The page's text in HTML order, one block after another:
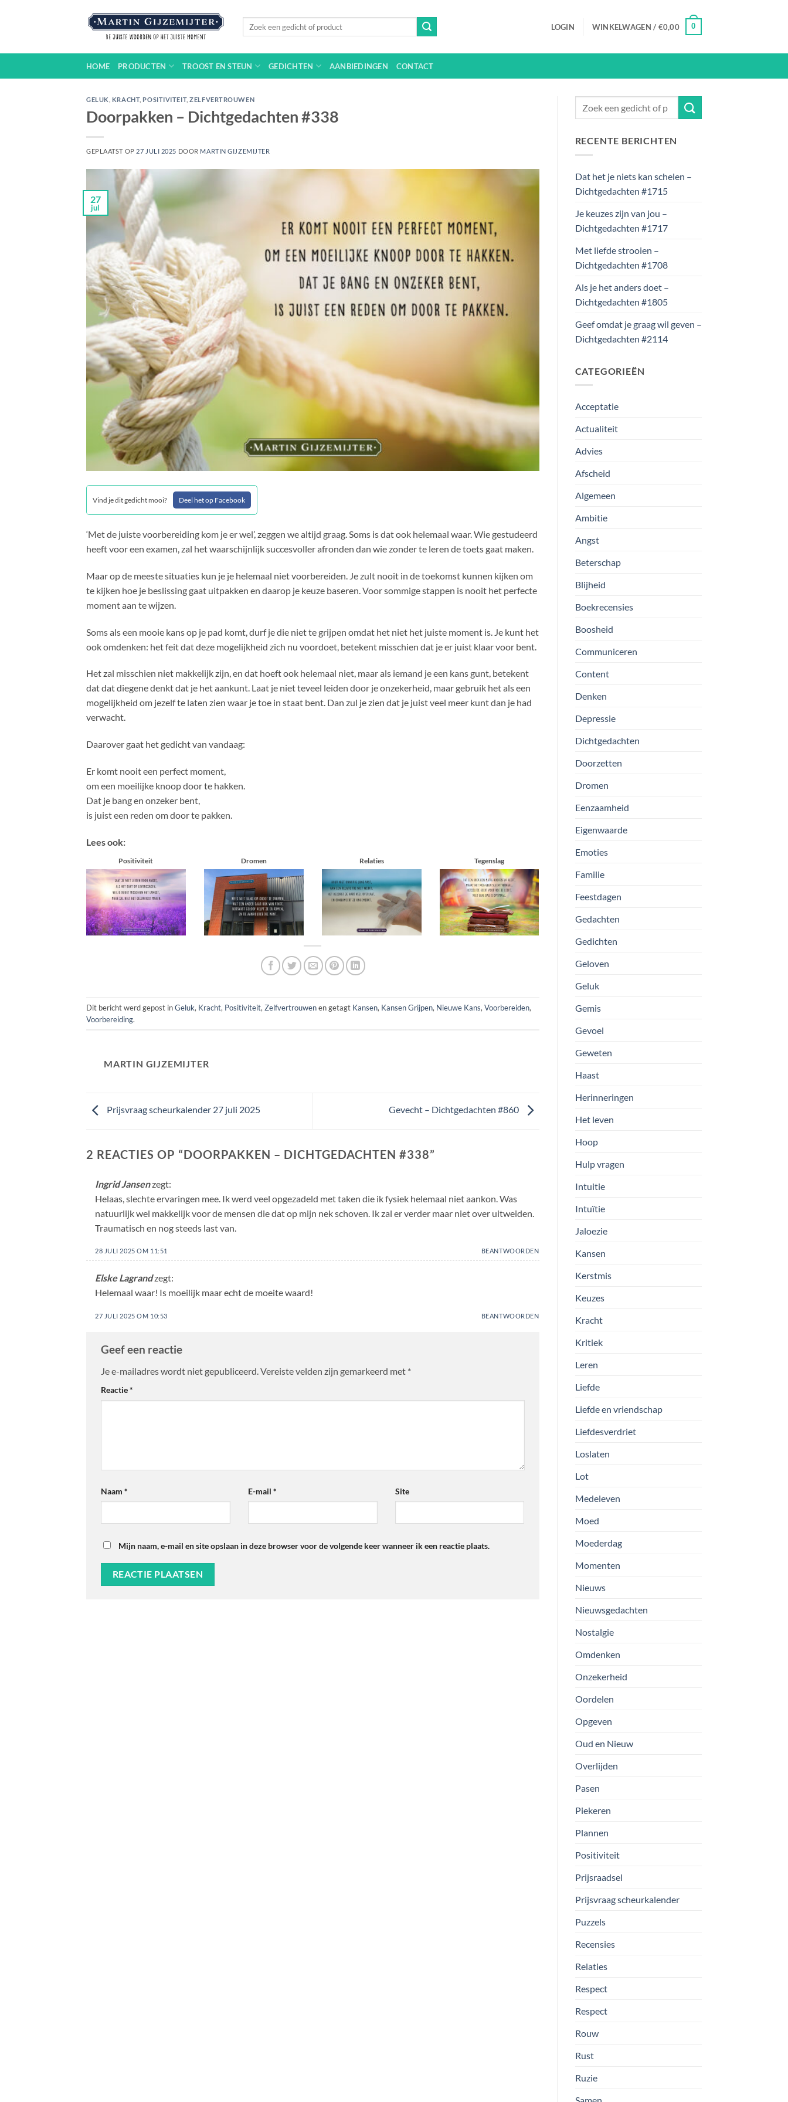
LOGIN WINKELWAGEN / €0,00 0
HOME PRODUCTEN TROOST EN STEUN GEDICHTEN AANBIEDINGEN CONTACT
GELUK KRACHT, POSITIVITEIT,ZELFVERTROUWEN
Doorpakken – Dichtgedachten #338
GEPLAATST OP 27 JULI 2025 DOOR MARTIN GIJZEMIJTER
27
jul
Vind je dit gedicht mooi? Deel het op Facebook
‘Met de juiste voorbereiding kom je er wel’, zeggen we altijd graag. Soms is dat ook helemaal waar. Wie gestudeerd
heeft voor een examen, zal het waarschijnlijk succesvoller afronden dan wie zonder te leren de toets gaat maken.
Maar op de meeste situaties kun je je helemaal niet voorbereiden. Je zult nooit in de toekomst kunnen kijken om
te kijken hoe je beslissing gaat uitpakken en daarop je keuze baseren. Voor sommige stappen is nooit het perfecte
moment aan te wijzen.
Soms als een mooie kans op je pad komt, durf je die niet te grijpen omdat het niet het juiste moment is. Je kunt het
ook omdenken: het feit dat deze mogelijkheid zich nu voordoet, betekent misschien dat je er juist klaar voor bent.
Het zal misschien niet makkelijk zijn, en dat hoeft ook helemaal niet, maar als iemand je een kans gunt, betekent
dat dat diegene denkt dat je het aankunt. Laat je niet teveel leiden door je onzekerheid, maar gebruik het als een
mogelijkheid om jezelf te laten zien waar je toe in staat bent. Dan zul je zien dat je juist veel meer kunt dan je had
verwacht.
Daarover gaat het gedicht van vandaag:
Er komt nooit een perfect moment,
om een moeilijke knoop door te hakken.
Dat je bang en onzeker bent,
is juist een reden om door te pakken.
Lees ook:
Positiviteit Dromen Relaties Tegenslag
Dit bericht werd gepost inGeluk, Kracht, Positiviteit, Zelfvertrouwenen getagt Kansen, Kansen Grijpen, Nieuwe Kans, Voorbereiden,
Voorbereiding.
MARTIN GIJZEMIJTER
Prijsvraag scheurkalender 27 juli 2025 Gevecht – Dichtgedachten #860
2 REACTIES OP “DOORPAKKEN – DICHTGEDACHTEN #338”
Ingrid Jansenzegt:
Helaas, slechte ervaringen mee. Ik werd veel opgezadeld met taken die ik fysiek helemaal niet aankon. Was
natuurlijk wel makkelijk voor de mensen die dat op mijn nek schoven. Ik zal er verder maar niet over uitweiden.
Traumatisch en nog steeds last van.
28 JULI 2025 OM 11:51 BEANTWOORDEN
Elske Lagrandzegt:
Helemaal waar! Is moeilijk maar echt de moeite waard!
27 JULI 2025 OM 10:53 BEANTWOORDEN
Geef een reactie
Je e-mailadres wordt niet gepubliceerd.Vereiste velden zijn gemarkeerd met *
Reactie*
Naam * E-mail * Site
Mijn naam, e-mail en site opslaan in deze browser voor de volgende keer wanneer ik een reactie plaats.
RECENTE BERICHTEN
Dat het je niets kan schelen –
Dichtgedachten #1715
Je keuzes zijn van jou –
Dichtgedachten #1717
Met liefde strooien –
Dichtgedachten #1708
Als je het anders doet –
Dichtgedachten #1805
Geef omdat je graag wil geven –
Dichtgedachten #2114
CATEGORIEËN
Acceptatie
Actualiteit
Advies
Afscheid
Algemeen
Ambitie
Angst
Beterschap
Blijheid
Boekrecensies
Boosheid
Communiceren
Content
Denken
Depressie
Dichtgedachten
Doorzetten
Dromen
Eenzaamheid
Eigenwaarde
Emoties
Familie
Feestdagen
Gedachten
Gedichten
Geloven
Geluk
Gemis
Gevoel
Geweten
Haast
Herinneringen
Het leven
Hoop
Hulp vragen
Intuitie
Intuïtie
Jaloezie
Kansen
Kerstmis
Keuzes
Kracht
Kritiek
Leren
Liefde
Liefde en vriendschap
Liefdesverdriet
Loslaten
Lot
Medeleven
Moed
Moederdag
Momenten
Nieuws
Nieuwsgedachten
Nostalgie
Omdenken
Onzekerheid
Oordelen
Opgeven
Oud en Nieuw
Overlijden
Pasen
Piekeren
Plannen
Positiviteit
Prijsraadsel
Prijsvraag scheurkalender
Puzzels
Recensies
Relaties
Respect
Respect
Rouw
Rust
Ruzie